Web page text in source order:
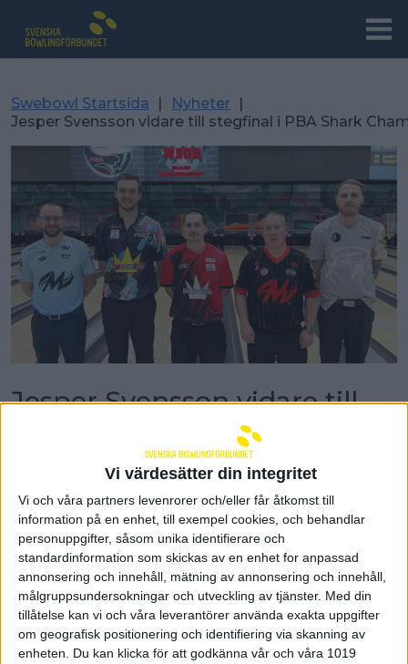
Vi värdesätter din integritet
Vi och våra partners levenrorer och/eller får åtkomst till
information på en enhet, till exempel cookies, och behandlar
personuppgifter, såsom unika identifierare och
standardinformation som skickas av en enhet for anpassad
annonsering och innehåll, mätning av annonsering och innehåll,
målgruppsundersokningar och utveckling av tjänster. Med din
tillåtelse kan vi och våra leverantörer använda exakta uppgifter
om geografisk positionering och identifiering via skanning av
enheten. Du kan klicka för att godkänna vår och våra 1019
Swebowl Startsida | Nyheter |
Jesper Svensson vidare till stegfinal i PBA Shark
Jesper Svensson vidare till
stegfinal i PBA Shark
Championship
Jesper Svensson är klar för stegfinal i PBA Shark
Championship. Svensson förlorade mot Tom
Smallwood i topp 8 med 3-1 men tar den femte
och sista platsen till stegfinalen på högst
seedning av de som förlorade i topp 8.
Stegfinalen inleds vid midnatt.
Jesper Svensson möter just Tom Smallwood i första
matchen i stegen med start vid midnatt svensk tid.
Stegfinalen sänds på BowlTVochFox Sports 1.